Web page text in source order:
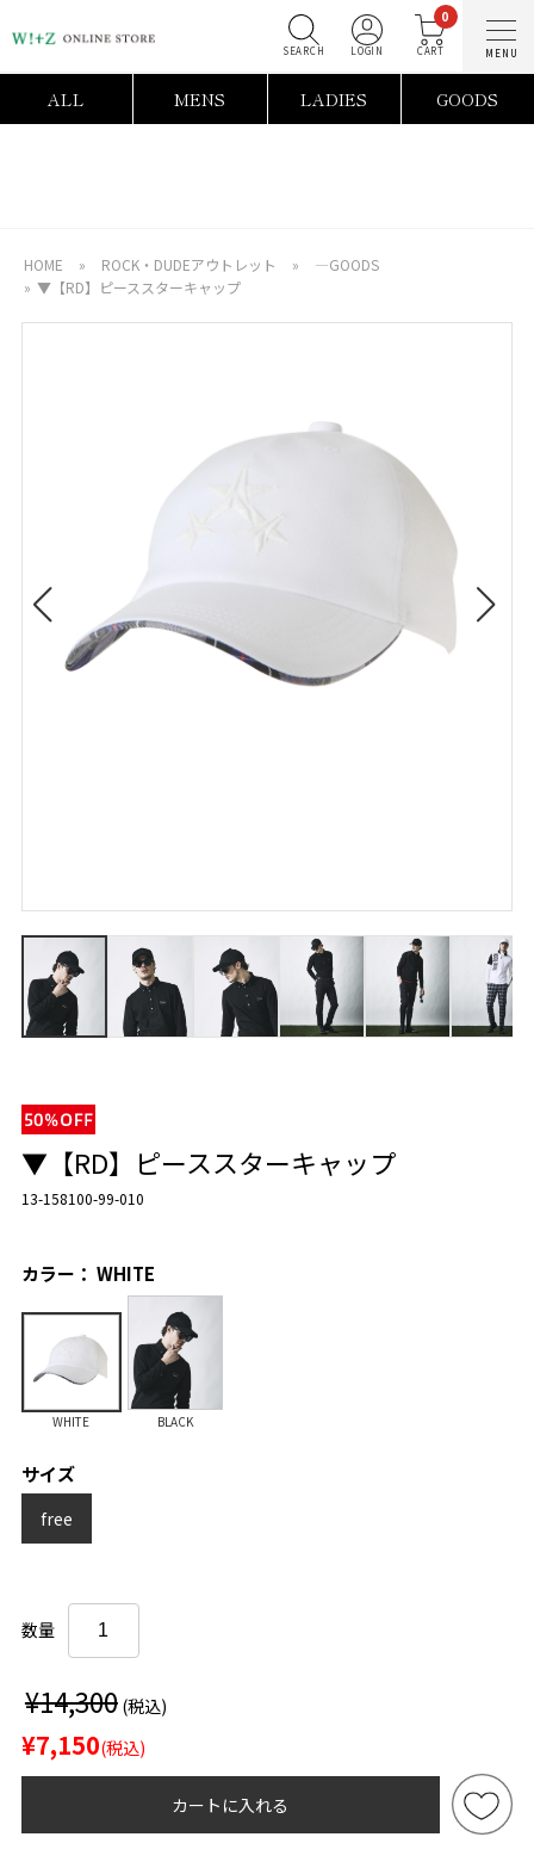
0
ALL MENS LADIES GOODS
HOME » ROCK・DUDEアウトレット »
―GOODS
» ▼【RD】ピーススターキャップ
▼【RD】ピーススターキャップ
13-158100-99-010
カラー： WHITE
WHITE BLACK
サイズ
free
数量
¥14,300 (税込)
¥7,150(税込)
カートに入れる